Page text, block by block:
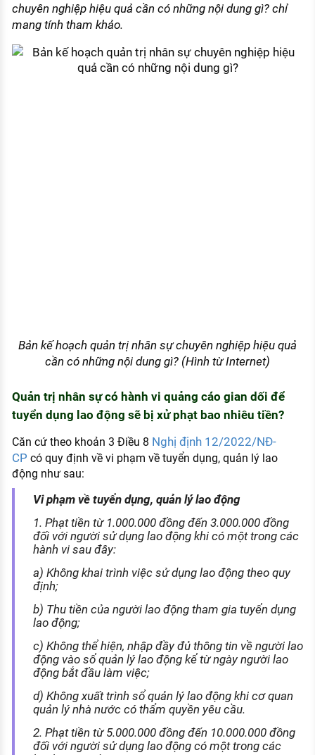
chuyên nghiệp hiệu quả cần có những nội dung gì? chỉ
mang tính tham khảo.
Bản kế hoạch quản trị nhân sự chuyên nghiệp hiệu quả
cần có những nội dung gì? (Hình từ Internet)
Quản trị nhân sự có hành vi quảng cáo gian dối để
tuyển dụng lao động sẽ bị xử phạt bao nhiêu tiền?
Căn cứ theo khoản 3 Điều 8 Nghị định 12/2022/NĐ-
CP có quy định về vi phạm về tuyển dụng, quản lý lao
động như sau:
Vi phạm về tuyển dụng, quản lý lao động
1. Phạt tiền từ 1.000.000 đồng đến 3.000.000 đồng
đối với người sử dụng lao động khi có một trong các
hành vi sau đây:
a) Không khai trình việc sử dụng lao động theo quy
định;
b) Thu tiền của người lao động tham gia tuyển dụng
lao động;
c) Không thể hiện, nhập đầy đủ thông tin về người lao
động vào sổ quản lý lao động kể từ ngày người lao
động bắt đầu làm việc;
d) Không xuất trình sổ quản lý lao động khi cơ quan
quản lý nhà nước có thẩm quyền yêu cầu.
2. Phạt tiền từ 5.000.000 đồng đến 10.000.000 đồng
đối với người sử dụng lao động có một trong các